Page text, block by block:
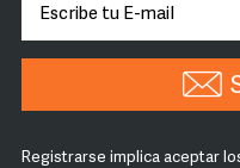
Registrarse implica aceptar